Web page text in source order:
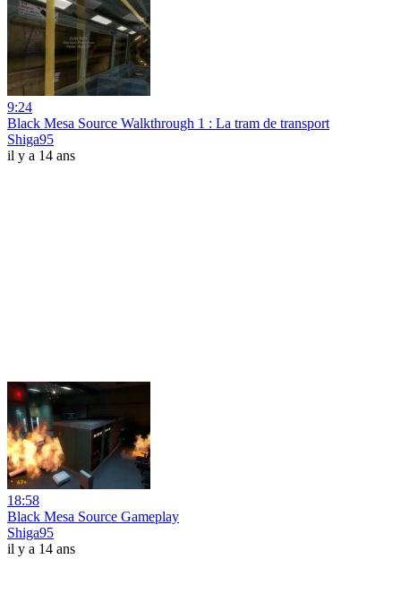
9:24
Black Mesa Source Walkthrough 1 : La tram de transport
Shiga95
il y a 14 ans
18:58
Black Mesa Source Gameplay
Shiga95
il y a 14 ans